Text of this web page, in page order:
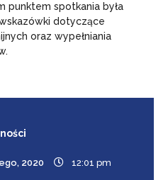
punktem spotkania była
dotyczące
oraz wypełniania
2020 12:01 pm